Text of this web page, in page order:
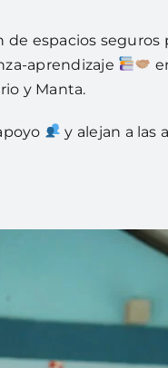
espacios seguros
aprendizaje
y Manta.
y alejan a las